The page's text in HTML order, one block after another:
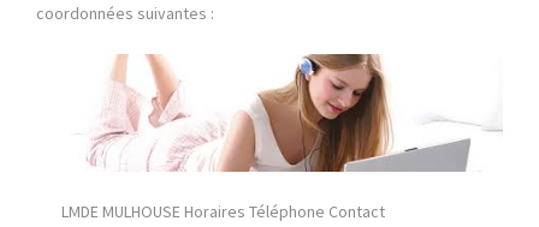
coordonnées suivantes :
LMDE MULHOUSE Horaires Téléphone Contact